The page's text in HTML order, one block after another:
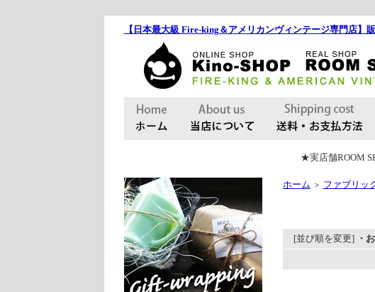
【日本最大級 Fire-king＆アメリカンヴィンテージ専門店】
★実店舗ROOM
ホーム ＞ ファブリッ
[並び順を変更] ・